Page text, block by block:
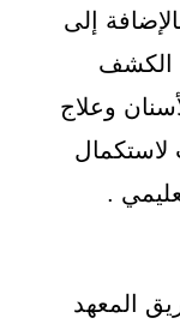
إلى
الكشف
وعلاج
لاستكمال
.
المعهد